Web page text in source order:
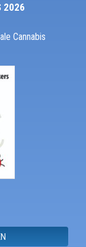
2026
Cannabis